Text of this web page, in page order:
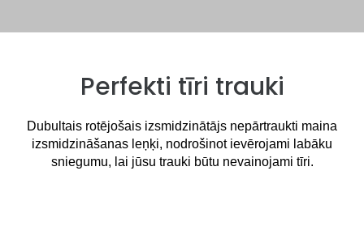
Perfekti tīri trauki
Dubultais rotējošais izsmidzinātājs nepārtraukti maina
izsmidzināšanas leņķi, nodrošinot ievērojami labāku
sniegumu, lai jūsu trauki būtu nevainojami tīri.